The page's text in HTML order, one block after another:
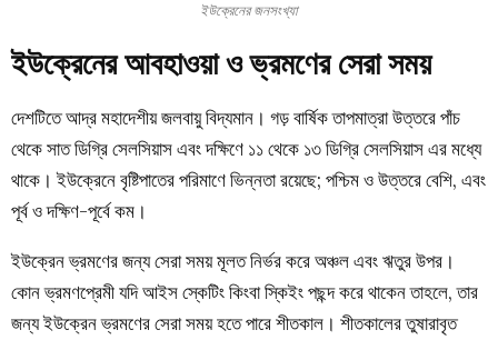
ইউক্রেনের জনসংখ্যা
ইউক্রেনের আবহাওয়া ও ভ্রমণের সেরা সময়
দেশটিতে আদ্র মহাদেশীয় জলবায়ু বিদ্যমান। গড় বার্ষিক তাপমাত্রা উত্তরে পাঁচ
থেকে সাত ডিগ্রি সেলসিয়াস এবং দক্ষিণে ১১ থেকে ১৩ ডিগ্রি সেলসিয়াস এর মধ্যে
থাকে। ইউক্রেনে বৃষ্টিপাতের পরিমাণে ভিন্নতা রয়েছে; পশ্চিম ও উত্তরে বেশি, এবং
পূর্ব ও দক্ষিণ-পূর্বে কম।
ইউক্রেনভ্রমণের জন্য সেরা সময়মূলত নির্ভর করে অঞ্চল এবং ঋতুর উপর।
কোন ভ্রমণপ্রেমী যদি আইস স্কেটিং কিংবা স্কিইং পছন্দ করে থাকেন তাহলে, তার
জন্য ইউক্রেন ভ্রমণের সেরা সময় হতে পারে শীতকাল। শীতকালের তুষারাবৃত